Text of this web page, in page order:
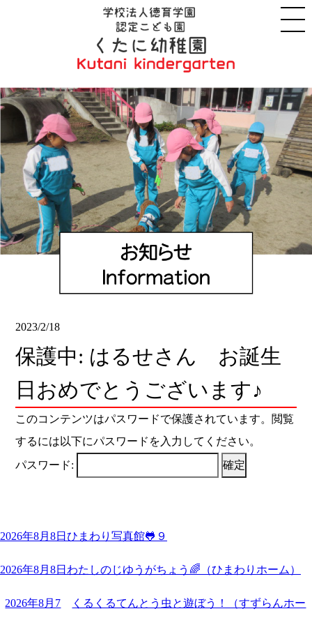
2023/2/18
保護中: はるせさん お誕生
日おめでとうございます♪
このコンテンツはパスワードで保護されています。閲覧
するには以下にパスワードを入力してください。
パスワード:
2026年8月8日 ひまわり写真館🐸９
2026年8月8日 わたしのじゆうがちょう🌈（ひまわりホーム）
2026年8月7 くるくるてんとう虫と遊ぼう！（すずらんホー